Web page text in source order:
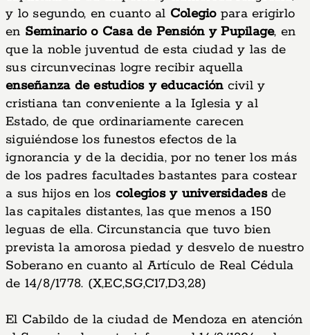
y lo segundo, en cuanto al Colegiopara erigirlo
en Seminario o Casa de Pensión y Pupilage, en
que la noble juventud de esta ciudad y las de
sus circunvecinas logre recibir aquella
enseñanza de estudios y educacióncivil y
cristiana tan conveniente a la Iglesia y al
Estado, de que ordinariamente carecen
siguiéndose los funestos efectos de la
ignorancia y de la decidia, por no tener los más
de los padres facultades bastantes para costear
a sus hijos en los colegios y universidadesde
las capitales distantes, las que menos a 150
leguas de ella. Circunstancia que tuvo bien
prevista la amorosa piedad y desvelo de nuestro
Soberano en cuanto al Artículo de Real Cédula
de 14/8/1778. (X,EC,SG,C17,D3,28)
El Cabildo de la ciudad de Mendoza en atención